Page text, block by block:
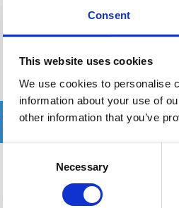
Consent
This website uses cookies
We use cookies to personalise
information about your use of
other information that you’ve
Necessary
-26%